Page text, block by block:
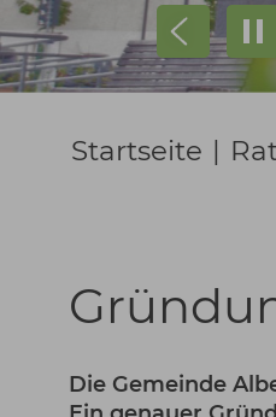
Prev
Startseite |
Die Gemeinde